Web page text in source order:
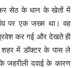
सेठ के धान के खेतों में
पर एक जख्म था। वह
प्रवेश कर गई और देखते ही
में डॉक्टर के पास ले
जहरीली दवाई के कारण